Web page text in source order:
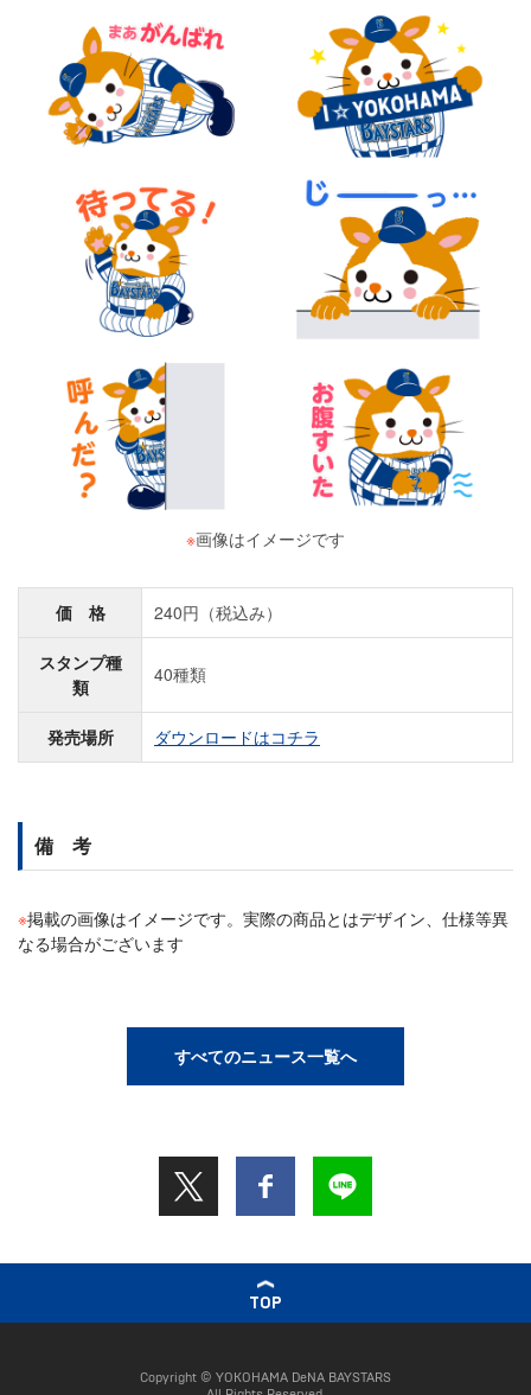
※画像はイメージです
価 格 240円（税込み）
スタンプ種
類
40種類
発売場所 ダウンロードはコチラ
備 考
※掲載の画像はイメージです。実際の商品とはデザイン、仕様等異
なる場合がございます
すべてのニュース一覧へ
TOP
Copyright © YOKOHAMA DeNA BAYSTARS